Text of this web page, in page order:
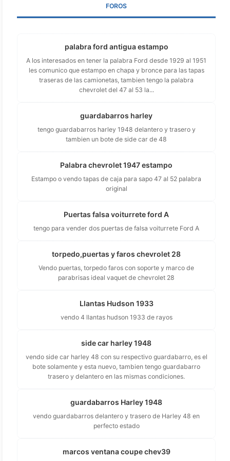
FOROS
palabra ford antigua estampo
A los interesados en tener la palabra Ford desde 1929 al 1951
les comunico que estampo en chapa y bronce para las tapas
traseras de las camionetas, tambien tengo la palabra
chevrolet del 47 al 53 la...
guardabarros harley
tengo guardabarros harley 1948 delantero y trasero y
tambien un bote de side car de 48
Palabra chevrolet 1947 estampo
Estampo o vendo tapas de caja para sapo 47 al 52 palabra
original
Puertas falsa voiturrete ford A
tengo para vender dos puertas de falsa voiturrete Ford A
torpedo,puertas y faros chevrolet 28
Vendo puertas, torpedo faros con soporte y marco de
parabrisas ideal vaquet de chevrolet 28
Llantas Hudson 1933
vendo 4 llantas hudson 1933 de rayos
side car harley 1948
vendo side car harley 48 con su respectivo guardabarro, es el
bote solamente y esta nuevo, tambien tengo guardabarro
trasero y delantero en las mismas condiciones.
guardabarros Harley 1948
vendo guardabarros delantero y trasero de Harley 48 en
perfecto estado
marcos ventana coupe chev39